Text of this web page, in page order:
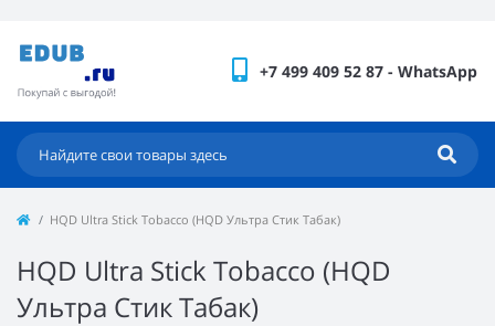
+7 499 409 52 87 - WhatsApp
HQD Ultra Stick Tobacco (HQD Ультра Стик Табак)
HQD Ultra Stick Tobacco (HQD
Ультра Стик Табак)